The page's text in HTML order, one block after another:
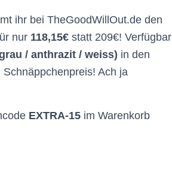
ihr bei TheGoodWillOut.de den
nur 118,15€ statt 209€! Verfügbar
/ anthrazit / weiss) in den
Ach ja
EXTRA-15 im Warenkorb